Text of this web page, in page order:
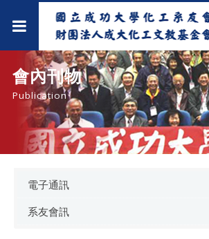
會內刊物
Publication
電子通訊
系友會訊